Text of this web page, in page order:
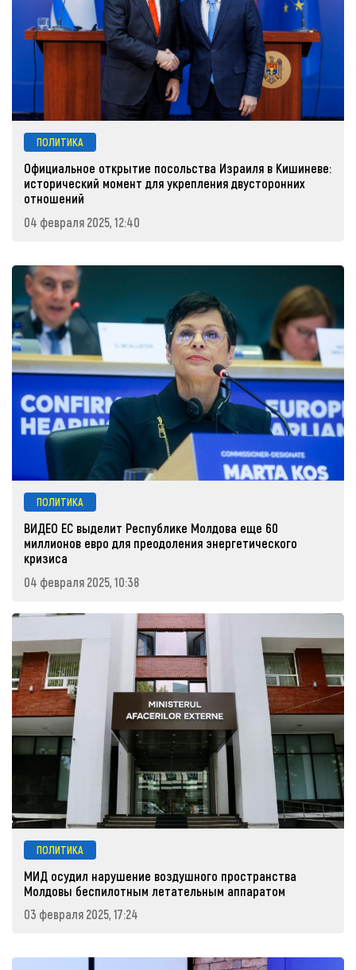
ПОЛИТИКА
Официальное открытие посольства Израиля в Кишиневе:
исторический момент для укрепления двусторонних
отношений
04 февраля 2025, 12:40
ПОЛИТИКА
ВИДЕО ЕС выделит Республике Молдова еще 60
миллионов евро для преодоления энергетического
кризиса
04 февраля 2025, 10:38
ПОЛИТИКА
МИД осудил нарушение воздушного пространства
Молдовы беспилотным летательным аппаратом
03 февраля 2025, 17:24